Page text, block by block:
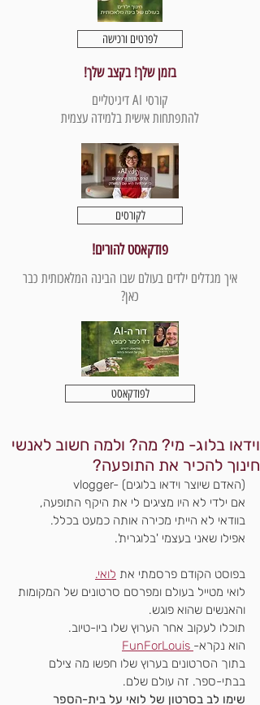
לפרטים ורכישה
בזמן שלך! בקצב שלך!
קורסי AI דיגיטליים
להתפתחות אישית בלמידה עצמית
לקורסים
פודקאסט להורים!
איך מגדלים ילדים בעולם שבו הבינה המלאכותית כבר
כאן?
לפודקאסט
וידאו בלוג- מי? מה? ולמה חשוב לאנשי
חינוך להכיר את התופעה?
vlogger- (האדם שיוצר וידאו בלוגים)
אם ילדי לא היו מציגים לי את היקף התופעה,
בוודאי לא הייתי מכירה אותה כמעט בכלל.
אפילו שאני בעצמי 'בלוגרית'.
בפוסט הקודם פרסמתי את לואי.
לואי מטייל בעולם ומפרסם סרטונים של המקומות
והאנשים שהוא פוגש.
תוכלו לעקוב אחר הערוץ שלו ביו-טיוב.
הוא נקרא-
בתוך הסרטונים בערוץ שלו חפשו מה צילם
בבתי-ספר. זה עולם שלם.
שימו לב בסרטון של לואי על בית-הספר